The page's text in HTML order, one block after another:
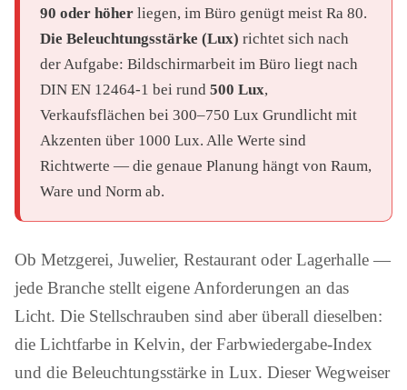
90 oder höher liegen, im Büro genügt meist Ra 80.
Die Beleuchtungsstärke (Lux) richtet sich nach
der Aufgabe: Bildschirmarbeit im Büro liegt nach
DIN EN 12464-1 bei rund 500 Lux,
Verkaufsflächen bei 300–750 Lux Grundlicht mit
Akzenten über 1000 Lux. Alle Werte sind
Richtwerte — die genaue Planung hängt von Raum,
Ware und Norm ab.
Ob Metzgerei, Juwelier, Restaurant oder Lagerhalle —
jede Branche stellt eigene Anforderungen an das
Licht. Die Stellschrauben sind aber überall dieselben:
die Lichtfarbe in Kelvin, der Farbwiedergabe-Index
und die Beleuchtungsstärke in Lux. Dieser Wegweiser